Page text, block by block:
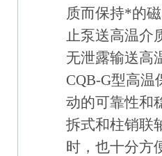
质而保持*的
止泵送高温介
无泄露输送高
CQB-G型高
动的可靠性和
拆式和柱销联
时，也十分方